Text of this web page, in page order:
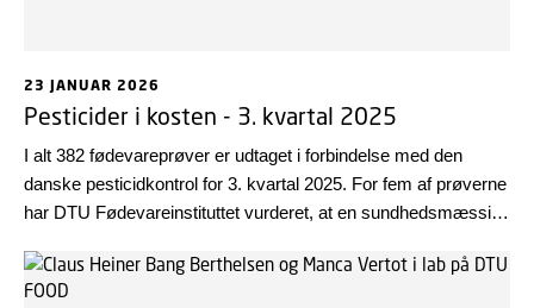
23 JANUAR 2026
Pesticider i kosten - 3. kvartal 2025
I alt 382 fødevareprøver er udtaget i forbindelse med den
danske pesticidkontrol for 3. kvartal 2025. For fem af prøverne
har DTU Fødevareinstituttet vurderet, at en sundhedsmæssig